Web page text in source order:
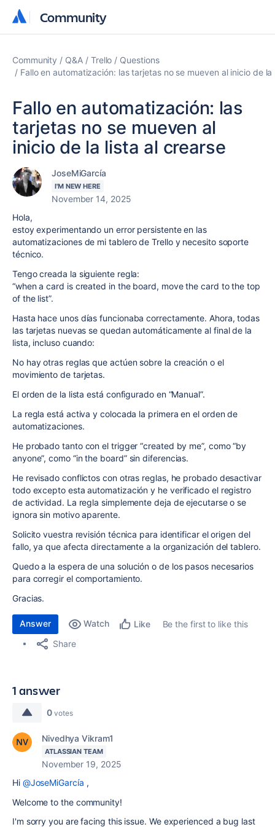
Community
Community
Community Q&A Trello
Questions
Fallo en automatización: las tarjetas no se mueven al inicio de
Fallo en automatización: las
tarjetas no se mueven al
inicio de la lista al crearse
JoseMiGarcía
I'M NEW HERE
November 14, 2025
Hola,
estoy experimentando un error persistente en las
automatizaciones de mi tablero de Trello y necesito soporte
técnico.
Tengo creada la siguiente regla:
“when a card is created in the board, move the card to the top
of the list”.
Hasta hace unos días funcionaba correctamente. Ahora, todas
las tarjetas nuevas se quedan automáticamente al final de la
lista, incluso cuando:
No hay otras reglas que actúen sobre la creación o el
movimiento de tarjetas.
El orden de la lista está configurado en “Manual”.
La regla está activa y colocada la primera en el orden de
automatizaciones.
He probado tanto con el trigger “created by me”, como “by
anyone”, como “in the board” sin diferencias.
He revisado conflictos con otras reglas, he probado desactivar
todo excepto esta automatización y he verificado el registro
de actividad. La regla simplemente deja de ejecutarse o se
ignora sin motivo aparente.
Solicito vuestra revisión técnica para identificar el origen del
fallo, ya que afecta directamente a la organización del tablero.
Quedo a la espera de una solución o de los pasos necesarios
para corregir el comportamiento.
Gracias.
Answer Watch Like
Be the first to like this
Share
1 answer
0 votes
Nivedhya Vikram1
ATLASSIAN TEAM
November 19, 2025
Hi @JoseMiGarcía ,
Welcome to the community!
I'm sorry you are facing this issue. We experienced a bug last